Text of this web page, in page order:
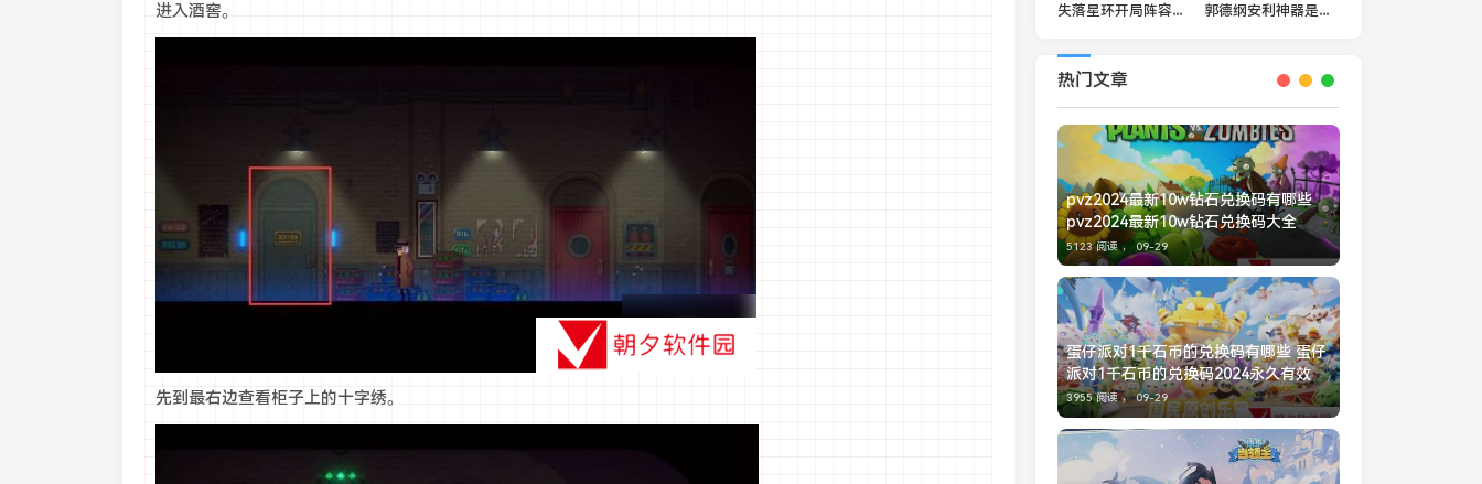
进入酒窖。
先到最右边查看柜子上的十字绣。
失落星环开局阵容怎么搭配 失落星环开局阵容搭配攻略 郭德纲安利神器是什么梗-郭德纲安利神器梗的含义及出处介绍
热门文章
pvz2024最新10w钻石兑换码有哪些
pvz2024最新10w钻石兑换码大全
5123 阅读 ， 09-29
蛋仔派对1千石币的兑换码有哪些 蛋仔
派对1千石币的兑换码2024永久有效
3955 阅读 ， 09-29